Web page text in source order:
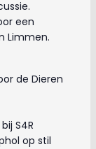
een
Limmen.
de Dieren
S4R
op stil